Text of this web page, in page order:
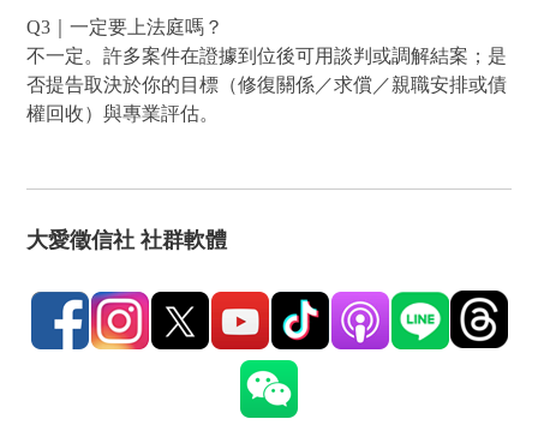
Q3｜一定要上法庭嗎？
不一定。許多案件在證據到位後可用談判或調解結案；是
否提告取決於你的目標（修復關係／求償／親職安排或債
權回收）與專業評估。
大愛徵信社 社群軟體